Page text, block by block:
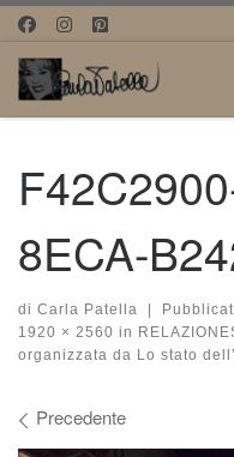
Passa al contenuto
8ECA-
di Carla Patella
1920 × 2560 in
organizzata da Lo stato
Navigazione
Precedente